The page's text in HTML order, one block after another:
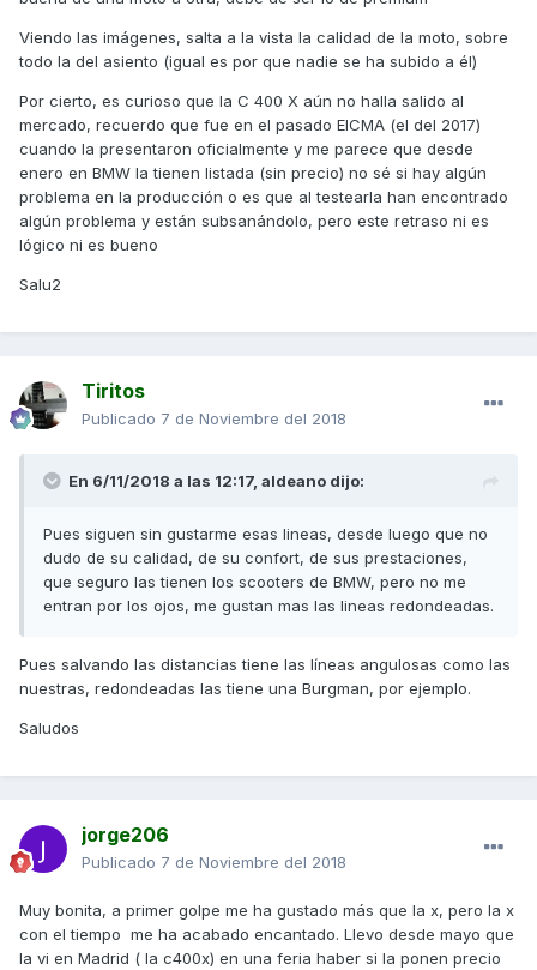
Viendo las imágenes, salta a la vista la calidad de la moto, sobre
todo la del asiento (igual es por que nadie se ha subido a él)
Por cierto, es curioso que la C 400 X aún no halla salido al
mercado, recuerdo que fue en el pasado EICMA (el del 2017)
cuando la presentaron oficialmente y me parece que desde
enero en BMW la tienen listada (sin precio) no sé si hay algún
problema en la producción o es que al testearla han encontrado
algún problema y están subsanándolo, pero este retraso ni es
lógico ni es bueno
Salu2
Tiritos
Publicado 7 de Noviembre del 2018
En 6/11/2018 a las 12:17, aldeano dijo:
Pues siguen sin gustarme esas lineas, desde luego que no
dudo de su calidad, de su confort, de sus prestaciones,
que seguro las tienen los scooters de BMW, pero no me
entran por los ojos, me gustan mas las lineas redondeadas.
Pues salvando las distancias tiene las líneas angulosas como las
nuestras, redondeadas las tiene una Burgman, por ejemplo.
Saludos
jorge206
Publicado 7 de Noviembre del 2018
Muy bonita, a primer golpe me ha gustado más que la x, pero la x
con el tiempo me ha acabado encantado. Llevo desde mayo que
la vi en Madrid ( la c400x) en una feria haber si la ponen precio